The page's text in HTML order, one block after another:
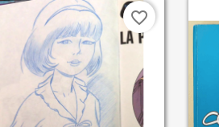
favorite_border